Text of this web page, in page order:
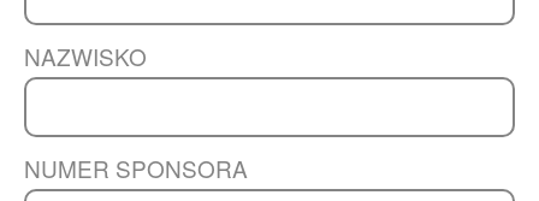
NAZWISKO
NUMER SPONSORA